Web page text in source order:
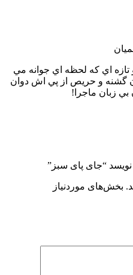
اي كه لحظه اي جوانه مي
گشنه و حريص از پي اش دوان
زبان ماجرا!
“جای پای سبز”
بخش‌های موردنیاز